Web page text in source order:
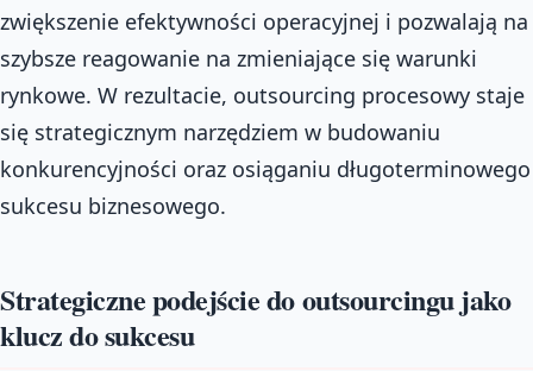
zwiększenie efektywności operacyjnej i pozwalają na
szybsze reagowanie na zmieniające się warunki
rynkowe. W rezultacie, outsourcing procesowy staje
się strategicznym narzędziem w budowaniu
konkurencyjności oraz osiąganiu długoterminowego
sukcesu biznesowego.
Strategiczne podejście do outsourcingu jako
klucz do sukcesu